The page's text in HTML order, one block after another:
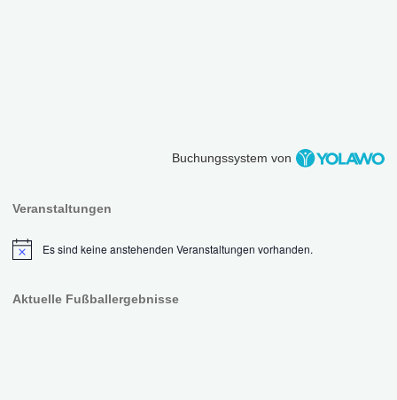
Buchungssystem von
Veranstaltungen
HinweisEs sind keine anstehenden Veranstaltungen vorhanden.
Aktuelle Fußballergebnisse